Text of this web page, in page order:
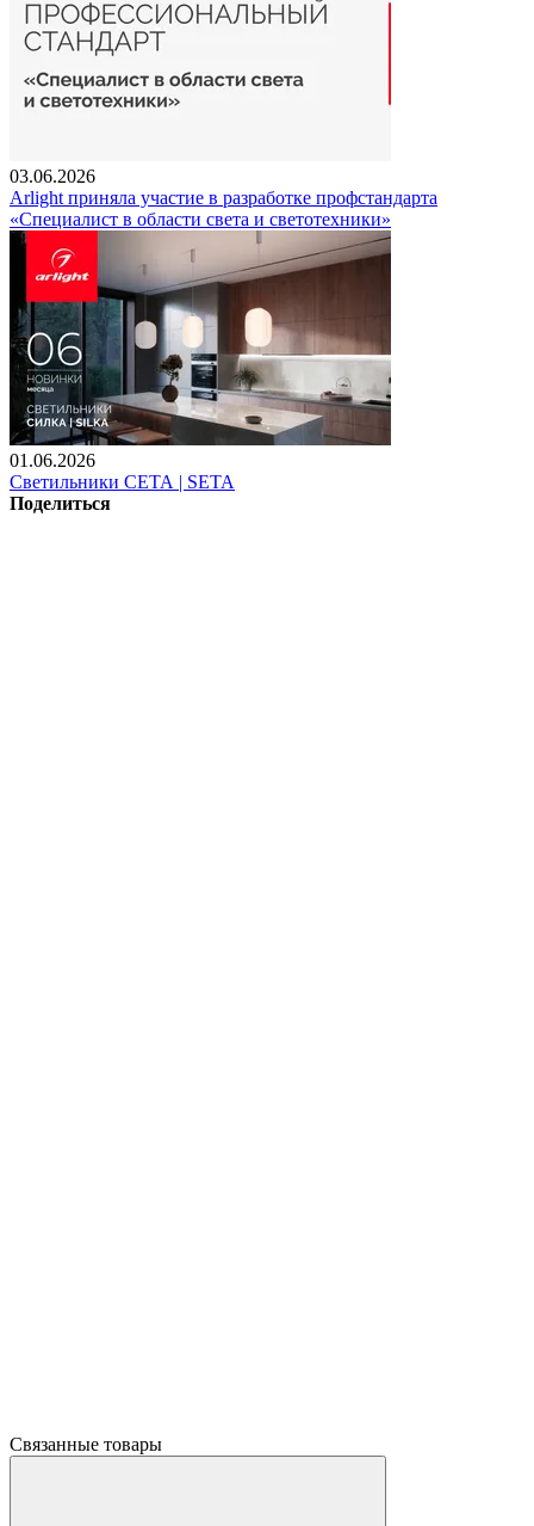
03.06.2026
Arlight приняла участие в разработке профстандарта
«Специалист в области света и светотехники»
01.06.2026
Светильники СЕТА | SETA
Поделиться
Связанные товары